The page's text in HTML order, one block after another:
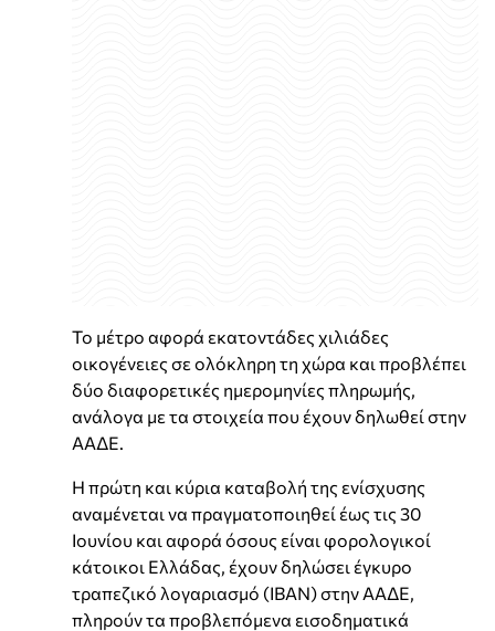
Το μέτρο αφορά εκατοντάδες χιλιάδες
οικογένειες σε ολόκληρη τη χώρα και προβλέπει
δύο διαφορετικές ημερομηνίες πληρωμής,
ανάλογα με τα στοιχεία που έχουν δηλωθεί στην
ΑΑΔΕ.
Η πρώτη και κύρια καταβολή της ενίσχυσης
αναμένεται να πραγματοποιηθεί έως τις 30
Ιουνίου και αφορά όσους είναι φορολογικοί
κάτοικοι Ελλάδας, έχουν δηλώσει έγκυρο
τραπεζικό λογαριασμό (IBAN) στην ΑΑΔΕ,
πληρούν τα προβλεπόμενα εισοδηματικά